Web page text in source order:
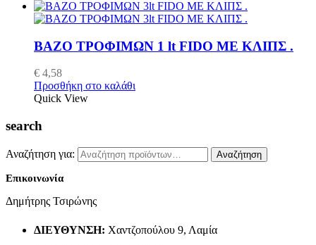
ΒΑΖΟ ΤΡΟΦΙΜΩΝ 1 lt FIDO ΜΕ ΚΛΙΠΣ .
€ 4,58
Προσθήκη στο καλάθι
Quick View
search
Αναζήτηση για: Αναζήτηση
Επικοινωνία
Δημήτρης Τσιρώνης
ΔΙΕΎΘΥΝΣΗ: Χαντζοπούλου 9, Λαμία